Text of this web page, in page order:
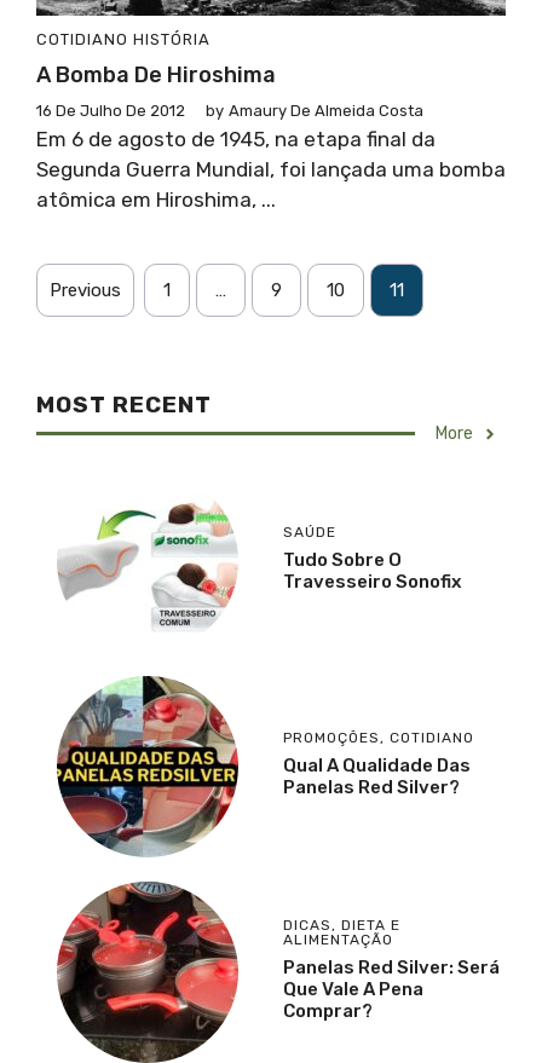
COTIDIANO HISTÓRIA
A Bomba De Hiroshima
16 De Julho De 2012 by Amaury De Almeida Costa
Em 6 de agosto de 1945, na etapa final da
Segunda Guerra Mundial, foi lançada uma bomba
atômica em Hiroshima, ...
Previous 1 … 9 10 11
MOST RECENT
More
SAÚDE
Tudo Sobre O
Travesseiro Sonofix
PROMOÇÕES, COTIDIANO
Qual A Qualidade Das
Panelas Red Silver?
DICAS, DIETA E
ALIMENTAÇÃO
Panelas Red Silver: Será
Que Vale A Pena
Comprar?